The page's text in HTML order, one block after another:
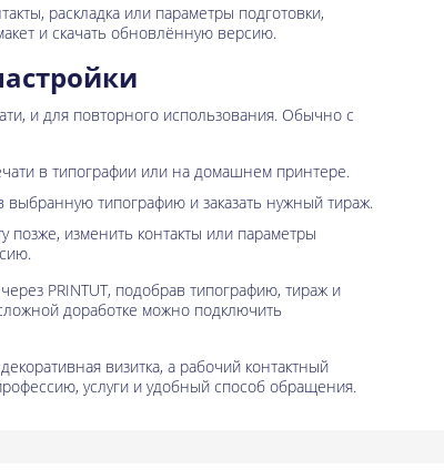
раскладка или параметры подготовки,
и скачать обновлённую версию.
и для повторного использования. Обычно с
в типографии или на домашнем принтере.
выбранную типографию и заказать нужный тираж.
позже, изменить контакты или параметры
PRINTUT, подобрав типографию, тираж и
доработке можно подключить
визитка, а рабочий контактный
услуги и удобный способ обращения.